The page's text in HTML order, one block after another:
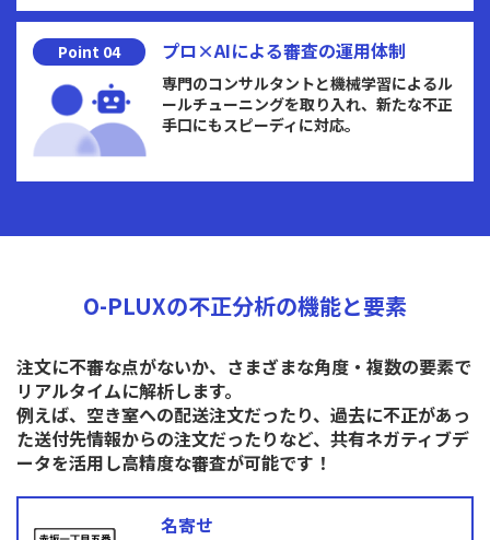
Point 04 プロ×AIによる審査の運用体制
専門のコンサルタントと機械学習によるル
ールチューニングを取り入れ、新たな不正
手口にもスピーディに対応。
O-PLUXの不正分析の機能と要素
注文に不審な点がないか、さまざまな角度・複数の要素で
リアルタイムに解析します。
例えば、空き室への配送注文だったり、過去に不正があっ
た送付先情報からの注文だったりなど、 共有ネガティブデ
ータを活用し高精度な審査が可能です！
名寄せ